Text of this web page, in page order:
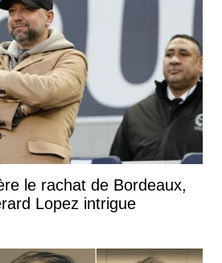
le rachat de Bordeaux,
Lopez intrigue